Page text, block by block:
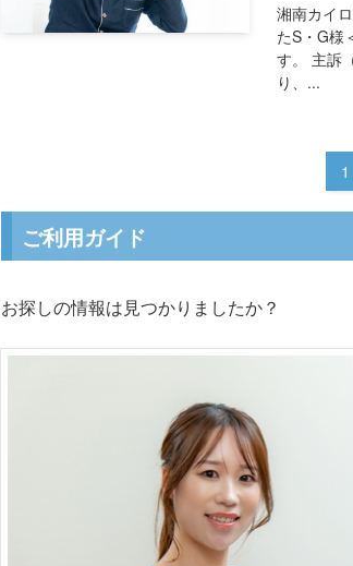
湘南カイ
たS・G様
す。 主訴
り、...
1
ご利用ガイド
お探しの情報は見つかりましたか？